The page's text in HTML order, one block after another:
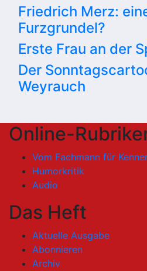
Friedrich Merz:
Furzgrundel?
Erste Frau an der
Der
Weyrauch
Online-
Vom Fachmann für
Humorkritik
Audio
Das Heft
Aktuelle Ausgabe
Abonnieren
Archiv